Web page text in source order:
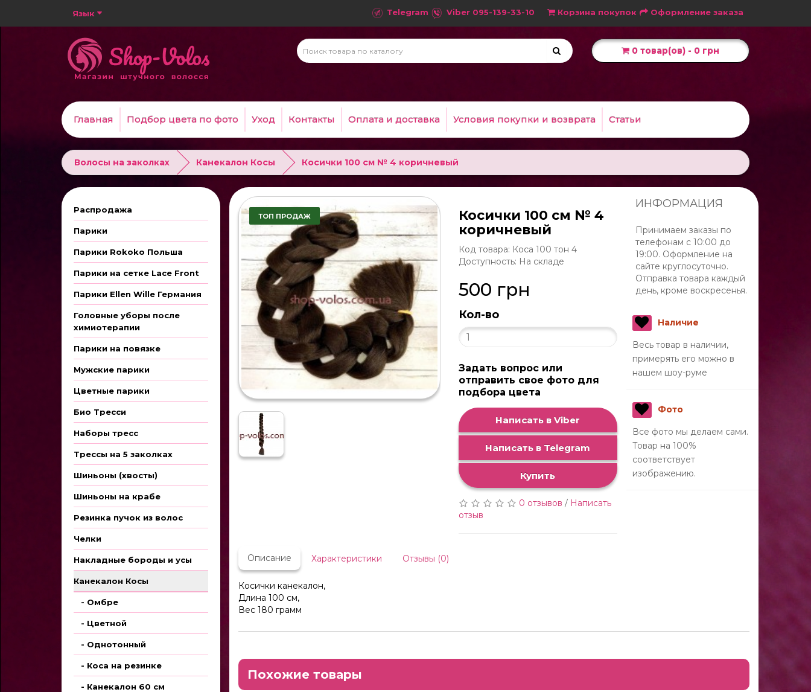
Язык Telegram Viber 095-139-33-10 Корзина покупок Оформление заказа
0 товар(ов) - 0 грн
Главная Подбор цвета по фото Уход Контакты Оплата и доставка Условия покупки и возврата Статьи
Волосы на заколках Канекалон Косы Косички 100 см № 4 коричневый
Распродажа
Парики
Парики Rokoko Польша
Парики на сетке Lace Front
Парики Ellen Wille Германия
Головные уборы после
химиотерапии
Парики на повязке
Мужские парики
Цветные парики
Био Тресси
Наборы тресс
Трессы на 5 заколках
Шиньоны (хвосты)
Шиньоны на крабе
Резинка пучок из волос
Челки
Накладные бороды и усы
Канекалон Косы
- Омбре
- Цветной
- Однотонный
- Коса на резинке
- Канекалон 60 см
ТОП ПРОДАЖ
Косички 100 см № 4
коричневый
Код товара: Коса 100 тон 4
Доступность: На складе
500 грн
Кол-во
Задать вопрос или
отправить свое фото для
подбора цвета
Написать в Viber
Написать в Telegram
Купить
0 отзывов / Написать
отзыв
ИНФОРМАЦИЯ
Принимаем заказы по
телефонам с 10:00 до
19:00. Оформление на
сайте круглосуточно.
Отправка товара каждый
день, кроме воскресенья.
Наличие
Весь товар в наличии,
примерять его можно в
нашем шоу-руме
Фото
Все фото мы делаем сами.
Товар на 100%
соответствует
изображению.
Описание Характеристики Отзывы (0)
Косички канекалон,
Длина 100 см,
Вес 180 грамм
Похожие товары